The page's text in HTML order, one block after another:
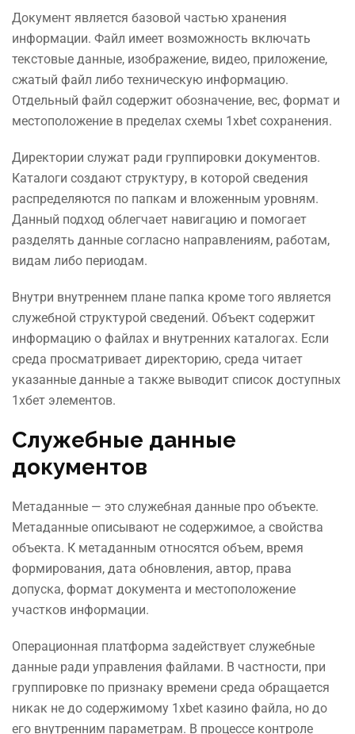
Документ является базовой частью хранения
информации. Файл имеет возможность включать
текстовые данные, изображение, видео, приложение,
сжатый файл либо техническую информацию.
Отдельный файл содержит обозначение, вес, формат и
местоположение в пределах схемы 1xbet сохранения.
Директории служат ради группировки документов.
Каталоги создают структуру, в которой сведения
распределяются по папкам и вложенным уровням.
Данный подход облегчает навигацию и помогает
разделять данные согласно направлениям, работам,
видам либо периодам.
Внутри внутреннем плане папка кроме того является
служебной структурой сведений. Объект содержит
информацию о файлах и внутренних каталогах. Если
среда просматривает директорию, среда читает
указанные данные а также выводит список доступных
1хбет элементов.
Служебные данные
документов
Метаданные — это служебная данные про объекте.
Метаданные описывают не содержимое, а свойства
объекта. К метаданным относятся объем, время
формирования, дата обновления, автор, права
допуска, формат документа и местоположение
участков информации.
Операционная платформа задействует служебные
данные ради управления файлами. В частности, при
группировке по признаку времени среда обращается
никак не до содержимому 1xbet казино файла, но до
его внутренним параметрам. В процессе контроле